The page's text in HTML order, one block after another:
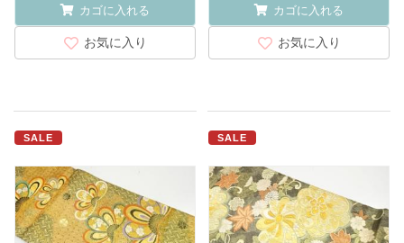
カゴに入れる
お気に入り
カゴに入れる
お気に入り
SALE SALE